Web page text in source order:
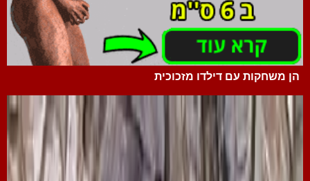
הן משחקות עם דילדו מזכוכית